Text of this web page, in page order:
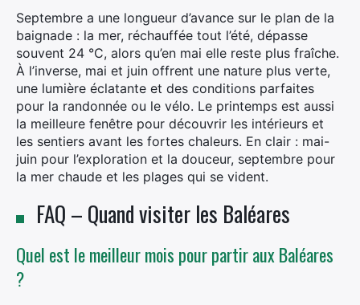
Septembre a une longueur d’avance sur le plan de la
baignade : la mer, réchauffée tout l’été, dépasse
souvent 24 °C, alors qu’en mai elle reste plus fraîche.
À l’inverse, mai et juin offrent une nature plus verte,
une lumière éclatante et des conditions parfaites
pour la randonnée ou le vélo. Le printemps est aussi
la meilleure fenêtre pour découvrir les intérieurs et
les sentiers avant les fortes chaleurs. En clair : mai-
juin pour l’exploration et la douceur, septembre pour
la mer chaude et les plages qui se vident.
FAQ – Quand visiter les Baléares
Quel est le meilleur mois pour partir aux Baléares
?